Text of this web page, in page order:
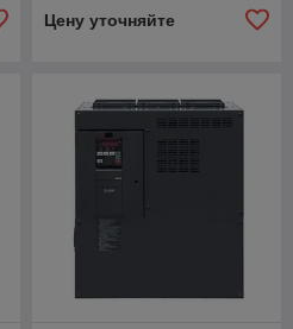
Цену уточняйте